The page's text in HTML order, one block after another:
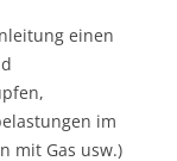
einen
im
mit Gas usw.)